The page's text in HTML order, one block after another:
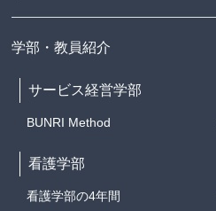
学部・教員紹介
サービス経営学部
BUNRI Method
看護学部
看護学部の4年間